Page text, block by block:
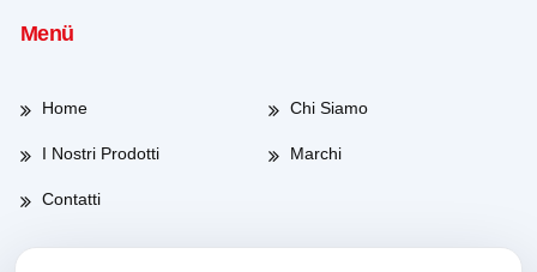
Menü
Home Chi Siamo
I Nostri Prodotti Marchi
Contatti